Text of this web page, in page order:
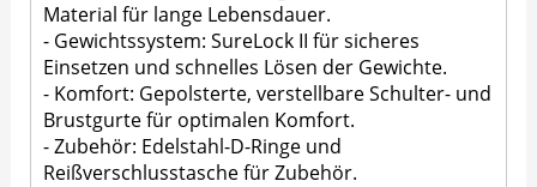
Material für lange Lebensdauer.
- Gewichtssystem: SureLock II für sicheres
Einsetzen und schnelles Lösen der Gewichte.
- Komfort: Gepolsterte, verstellbare Schulter- und
Brustgurte für optimalen Komfort.
- Zubehör: Edelstahl-D-Ringe und
Reißverschlusstasche für Zubehör.